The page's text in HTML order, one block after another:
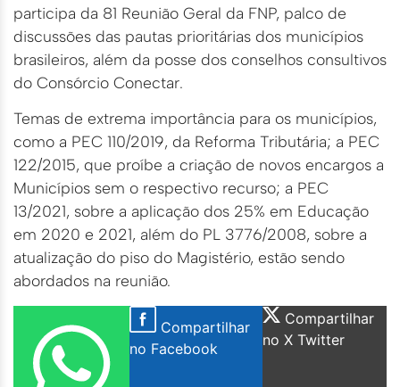
participa da 81 Reunião Geral da FNP, palco de
discussões das pautas prioritárias dos municípios
brasileiros, além da posse dos conselhos consultivos
do Consórcio Conectar.
Temas de extrema importância para os municípios,
como a PEC 110/2019, da Reforma Tributária; a PEC
122/2015, que proíbe a criação de novos encargos a
Municípios sem o respectivo recurso; a PEC
13/2021, sobre a aplicação dos 25% em Educação
em 2020 e 2021, além do PL 3776/2008, sobre a
atualização do piso do Magistério, estão sendo
abordados na reunião.
Compartilhar
no Facebook
Compartilhar
no X Twitter